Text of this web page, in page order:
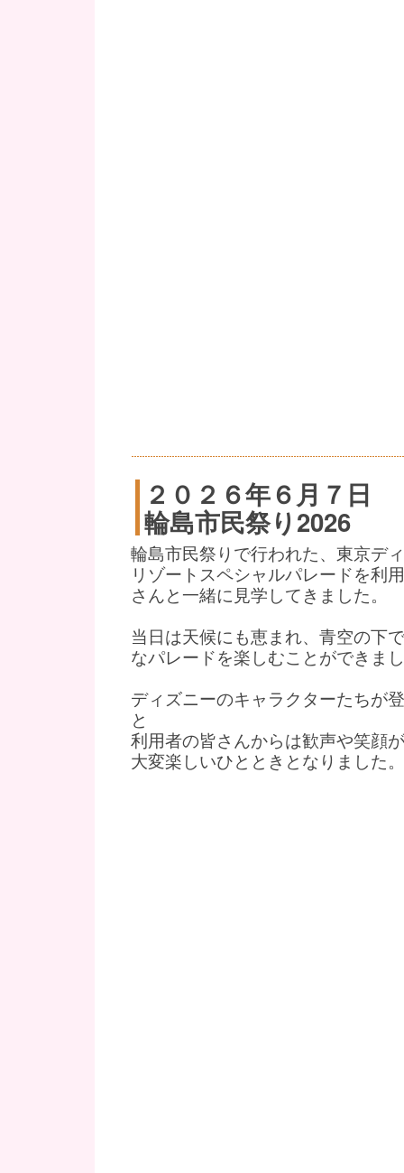
２０２６年６月７日
輪島市民祭り2026
輪島市民祭りで行われた、東京デ
リゾートスペシャルパレードを利
さんと一緒に見学してきました。
当日は天候にも恵まれ、青空の下
なパレードを楽しむことができま
ディズニーのキャラクターたちが
と
利用者の皆さんからは歓声や笑顔
大変楽しいひとときとなりました。